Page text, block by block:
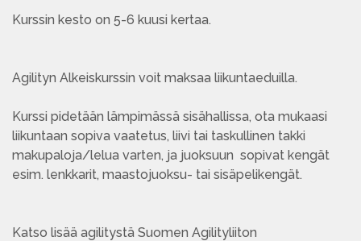
Kurssin kesto on 5-6 kuusi kertaa.
Agilityn Alkeiskurssin voit maksaa liikuntaeduilla.
Kurssi pidetään lämpimässä sisähallissa, ota mukaasi
liikuntaan sopiva vaatetus, liivi tai taskullinen takki
makupaloja/lelua varten, ja juoksuun sopivat kengät
esim. lenkkarit, maastojuoksu- tai sisäpelikengät.
Katso lisää agilitystä Suomen Agilityliiton